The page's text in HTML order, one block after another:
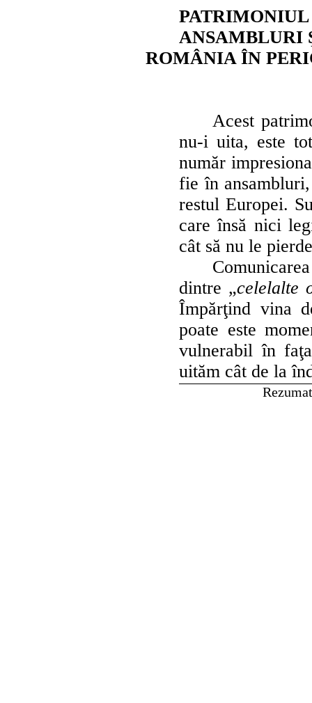
ANSAMBLURI
ROMÂNIA ÎN
Acest
nu-i uita, este
număr
fie în
restul Europei.
care însă nici
cât să nu le
dintre „celelalte
Împărţind vina
poate este
vulnerabil în
uităm cât de la